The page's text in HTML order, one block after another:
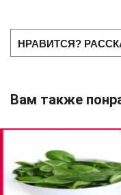
НРАВИТСЯ?
Вам также